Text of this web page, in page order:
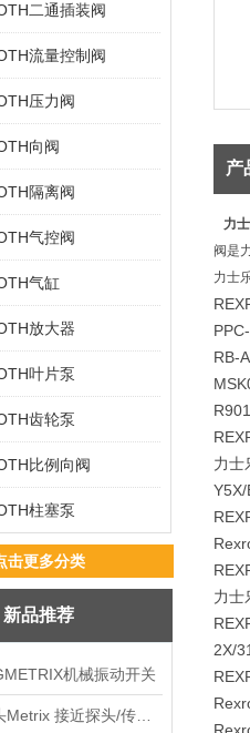
二通插装阀
流量控制阀
压力阀
向阀
隔离阀
气控阀
气缸
放大器
叶片泵
齿轮泵
比例向阀
柱塞泵
击更多分类
新品推荐
机械振动开关
产
力
阀是
力士
RB-
力士
力士
2X/